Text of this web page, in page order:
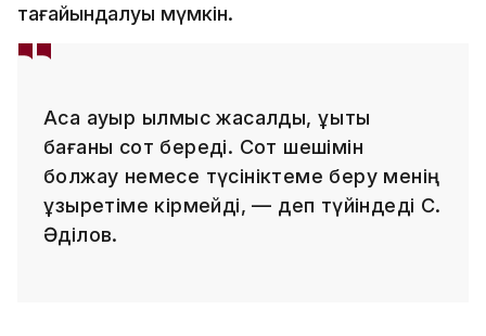
тағайындалуы мүмкін.
Аса ауыр қылмыс жасалды, құқықтық
бағаны сот береді. Сот шешімін
болжау немесе түсініктеме беру менің
құзыретіме кірмейді, — деп түйіндеді С.
Әділов.